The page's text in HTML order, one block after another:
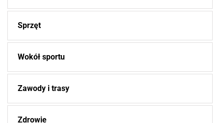
Sprzęt
Wokół sportu
Zawody i trasy
Zdrowie